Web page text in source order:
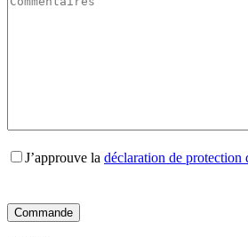
J’approuve la déclaration de protection
lasse
dieses
lasse
dieses
lasse
dieses
lasse
dieses
lasse